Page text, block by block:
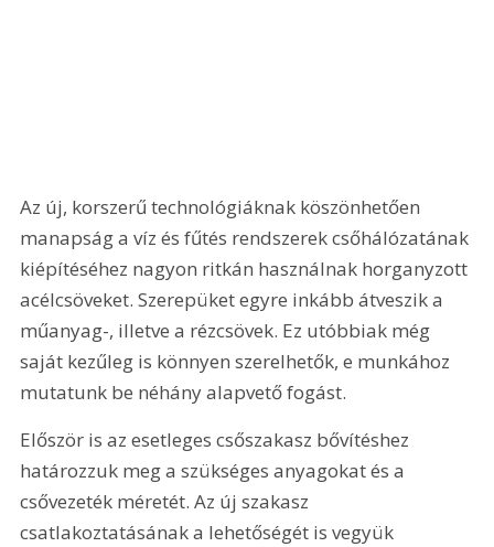
Az új, korszerű technológiáknak köszönhetően
manapság a víz és fűtés rendszerek csőhálózatának
kiépítéséhez nagyon ritkán használnak horganyzott
acélcsöveket. Szerepüket egyre inkább átveszik a
műanyag-, illetve a rézcsövek. Ez utóbbiak még
saját kezűleg is könnyen szerelhetők, e munkához
mutatunk be néhány alapvető fogást.
Először is az esetleges csőszakasz bővítéshez
határozzuk meg a szükséges anyagokat és a
csővezeték méretét. Az új szakasz
csatlakoztatásának a lehetőségét is vegyük